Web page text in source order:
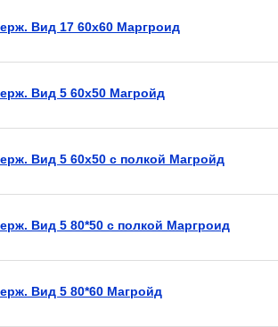
Вид 17 60х60 Маргроид
Вид 5 60х50 Магройд
Вид 5 60х50 с полкой Магройд
Вид 5 80*50 с полкой Маргроид
Вид 5 80*60 Магройд